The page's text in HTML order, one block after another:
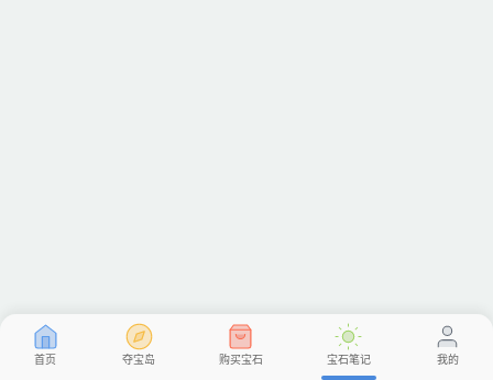
首页 夺宝岛 购买宝石 宝石笔记 我的